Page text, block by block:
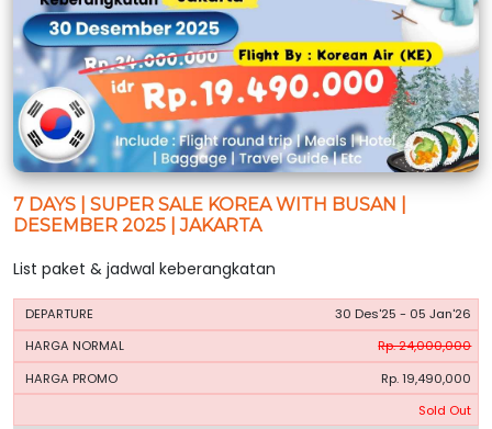
7 DAYS | SUPER SALE KOREA WITH BUSAN |
DESEMBER 2025 | JAKARTA
List paket & jadwal keberangkatan
PERIODE
HARGA
30 Des'25 - 05 Jan'26
Rp. 24,000,000
Rp. 19,490,000
Sold Out